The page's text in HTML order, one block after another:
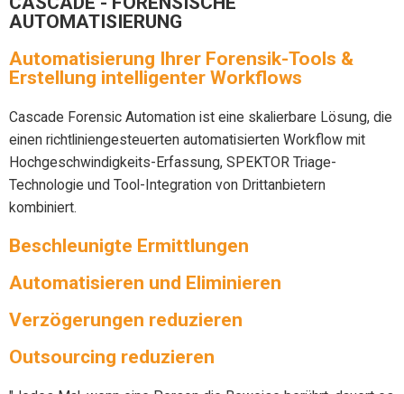
AUTOMATISIERUNG
Automatisierung Ihrer Forensik-Tools &
Erstellung intelligenter Workflows
Cascade Forensic Automation ist eine skalierbare Lösung, die
einen richtliniengesteuerten automatisierten Workflow mit
Hochgeschwindigkeits-Erfassung, SPEKTOR Triage-
Technologie und Tool-Integration von Drittanbietern
kombiniert.
Beschleunigte Ermittlungen
Automatisieren und Eliminieren
Verzögerungen reduzieren
Outsourcing reduzieren